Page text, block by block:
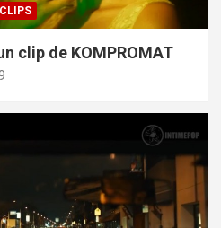
clip de KOMPROMAT